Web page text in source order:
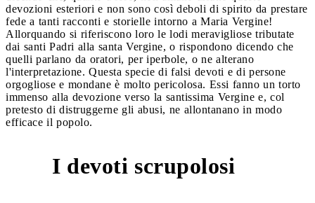
devozioni esteriori e non sono così deboli di spirito da prestare
fede a tanti racconti e storielle intorno a Maria Vergine!
Allorquando si riferiscono loro le lodi meravigliose tributate
dai santi Padri alla santa Vergine, o rispondono dicendo che
quelli parlano da oratori, per iperbole, o ne alterano
l'interpretazione. Questa specie di falsi devoti e di persone
orgogliose e mondane è molto pericolosa. Essi fanno un torto
immenso alla devozione verso la santissima Vergine e, col
pretesto di distruggerne gli abusi, ne allontanano in modo
efficace il popolo.
I devoti scrupolosi